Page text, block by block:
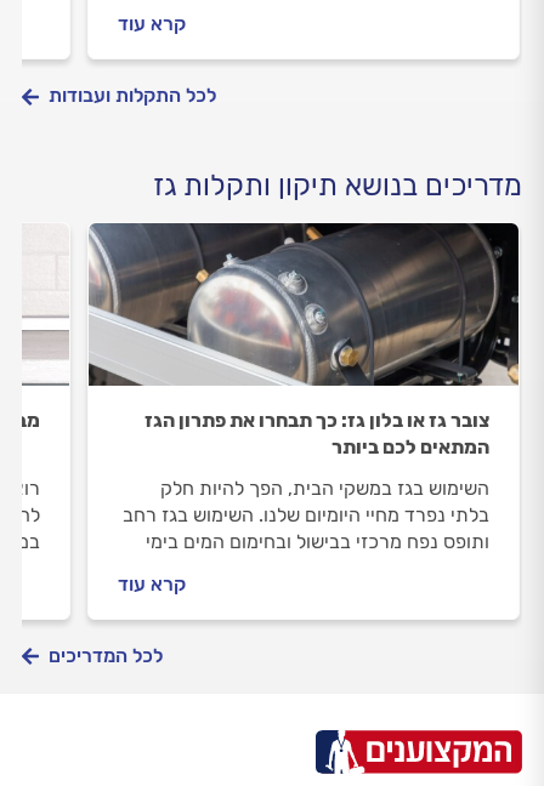
קרא עוד
לכל התקלות ועבודות
מדריכים בנושא תיקון ותקלות גז
צובר גז או בלון גז: כך תבחרו את פתרון הגז
המתאים לכם ביותר
השימוש בגז במשקי הבית, הפך להיות חלק
בלתי נפרד מחיי היומיום שלנו. השימוש בגז רחב
ותופס נפח מרכזי בבישול ובחימום המים בימי
קרא עוד
לכל המדריכים